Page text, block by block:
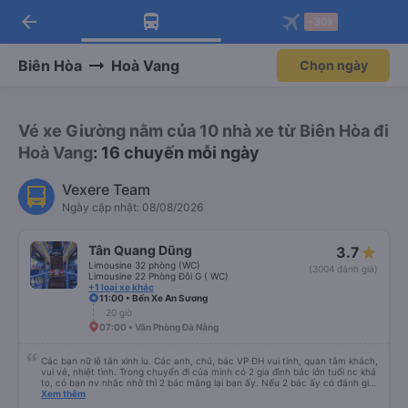
Tải app Vexere ngay!
Nhận ưu đãi thành viên độc
Mở app
Tải app Vexere
-30k/ghế khi đặt vé máy bay qua
Mở app
arrow_back
Biên Hòa Hoà Vang Chọn ngày
Vé xe Giường nằm của 10 nhà xe từ Biên Hòa đi
Hoà Vang: 16 chuyến mỗi ngày
Vexere Team
Ngày cập nhật: 08/08/2026
Tân Quang Dũng
Limousine 32 phòng (WC)
Limousine 22 Phòng Đôi G ( WC)
+1 loại xe khác
3.7
(3004 đánh giá)
11:00 • Bến Xe An Sương
20 giờ
07:00 • Văn Phòng Đà Nẵng
Các bạn nữ lễ tân xinh iu. Các anh, chú, bác VP ĐH vui tính, quan tâm khách,
vui vẻ, nhiệt tình. Trong chuyến đi của mình có 2 gia đình bác lớn tuổi nc khá
to, có bạn nv nhắc nhở thì 2 bác mắng lại bạn ấy. Nếu 2 bác ấy có đánh giá
xấu thì mình ngược lại nha. Bạn ấy nhắc nhở rất đúng. 2 bác nói rất to. To
Xem thêm